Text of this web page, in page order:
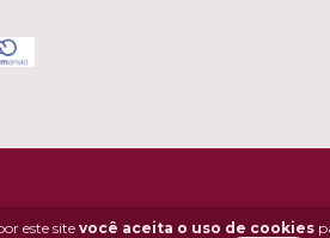
este site você aceita o uso de cookies